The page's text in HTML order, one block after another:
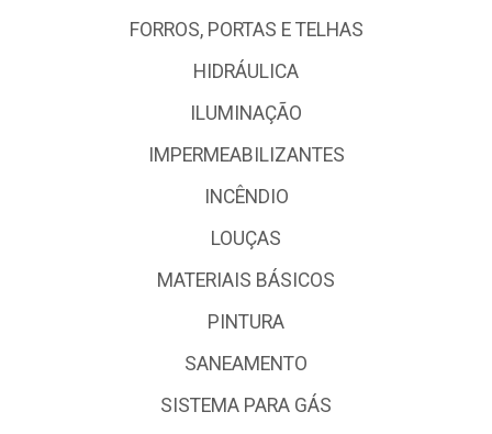
FORROS, PORTAS E TELHAS
HIDRÁULICA
ILUMINAÇÃO
IMPERMEABILIZANTES
INCÊNDIO
LOUÇAS
MATERIAIS BÁSICOS
PINTURA
SANEAMENTO
SISTEMA PARA GÁS